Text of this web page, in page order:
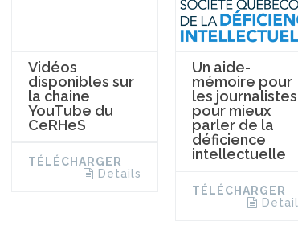
Vidéos
disponibles sur
la chaine
YouTube du
CeRHeS
TÉLÉCHARGER
Details
Un aide-
mémoire pour
les journalistes
pour mieux
parler de la
déficience
intellectuelle
TÉLÉCHARGER